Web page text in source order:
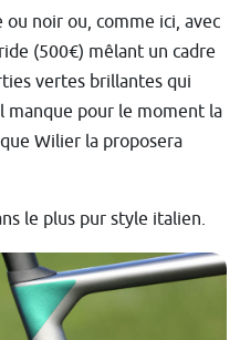
noir ou, comme ici, avec
(500€) mêlant un cadre
vertes brillantes qui
manque pour le moment la
Wilier la proposera
le plus pur style italien.